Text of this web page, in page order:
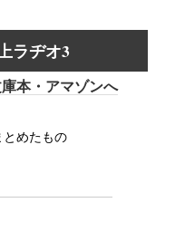
ラヂオ3
めたもの